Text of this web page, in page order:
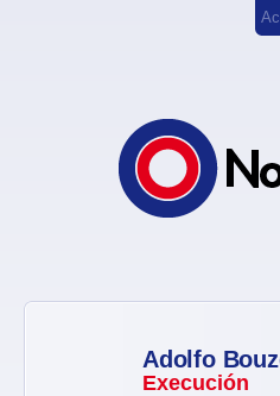
Adolfo
Execución